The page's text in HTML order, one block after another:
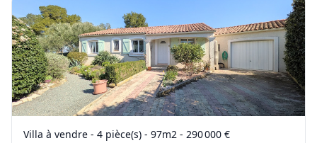
Villa à vendre - 4 pièce(s) - 97m2 - 290 000 €